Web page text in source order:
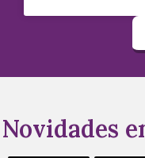
Novidades